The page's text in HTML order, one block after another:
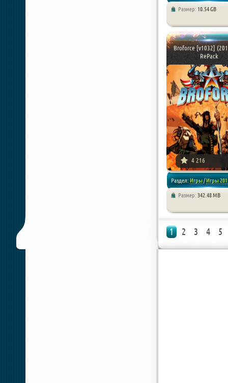
Размер: 10.54 GB
Broforce [v1032]
RePack
4 216
Раздел: Игры/Игры
Размер: 342.48 MB
1 2 3 4 5